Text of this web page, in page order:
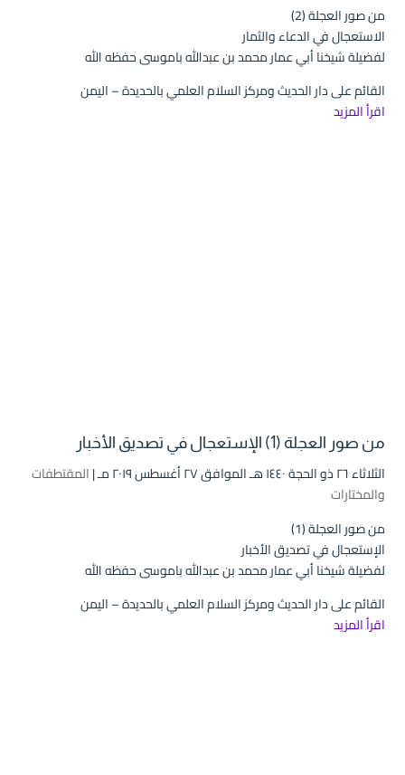
من صور العجلة (2)
الاستعجال في الدعاء والثمار
لفضيلة شيخنا أبي عمار محمد بن عبدالله باموسى حفظه الله
القائم على دار الحديث ومركز السلام العلمي بالحديدة – اليمن
اقرأ المزيد
من صور العجلة (1) الإستعجال في تصديق الأخبار
الثلاثاء ۲٦ ذو الحجة ۱٤٤۰ هـ الموافق ۲۷ أغسطس ۲۰۱۹ مـ |
المقتطفات
والمختارات
من صور العجلة (1)
الإستعجال في تصديق الأخبار
لفضيلة شيخنا أبي عمار محمد بن عبدالله باموسى حفظه الله
القائم على دار الحديث ومركز السلام العلمي بالحديدة – اليمن
اقرأ المزيد